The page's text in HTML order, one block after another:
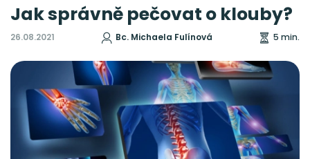
Jak správně pečovat o klouby?
26.08.2021 Bc. Michaela Fulínová 5 min.